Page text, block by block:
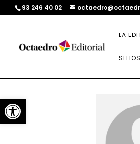
Abrir barra de herramientas
93 246 40 02
LA